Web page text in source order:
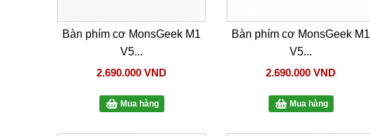
Bàn phím cơ MonsGeek M1
V5...
2.690.000 VND
Mua hàng
Bàn phím cơ MonsGeek M1
V5...
2.690.000 VND
Mua hàng